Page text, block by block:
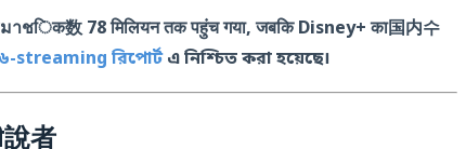
िक数 78 मिलियन तक पहुंच गया, जबकि Disney+ का国内수
streaming রিপোর্টএ নিশ্চিত করা হয়েছে।
者